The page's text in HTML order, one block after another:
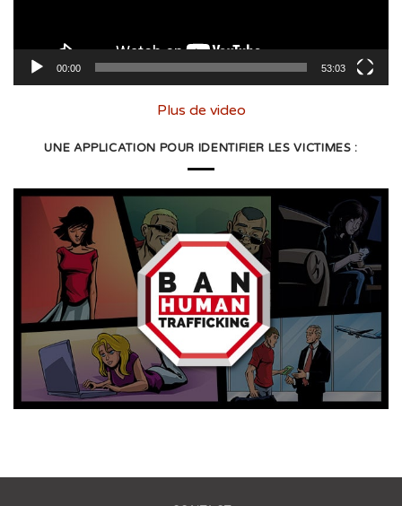
00:00 53:03
Plus de video
UNE APPLICATION POUR IDENTIFIER LES VICTIMES :